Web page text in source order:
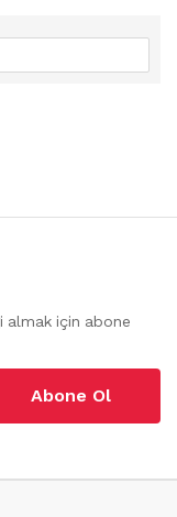
almak için abone
Abone Ol